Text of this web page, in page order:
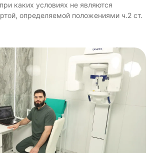
каких условиях не являются
определяемой положениями ч.2 ст.